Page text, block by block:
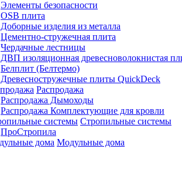
Элементы безопасности
OSB плита
Доборные изделия из металла
Цементно-стружечная плита
Чердачные лестницы
ДВП изоляционная древесноволокнистая
Белплит (Белтермо)
Древесностружечные плиты QuickDeck
Распродажа
Распродажа Дымоходы
Распродажа Комплектующие для кровли
Стропильные системы
ПроСтропила
Модульные дома